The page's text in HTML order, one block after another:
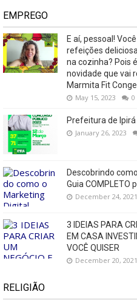
EMPREGO
E aí, pessoal!
refeições
na cozinha? Pois
novidade que vai
Marmita Fit
May 15, 2023 0
Prefeitura de
January 26, 2023
Descobrindo
Guia COMPLETO
December 24, 2021
3 IDEIAS PARA
EM CASA
VOCÊ QUISER
December 20, 2021
RELIGIÃO